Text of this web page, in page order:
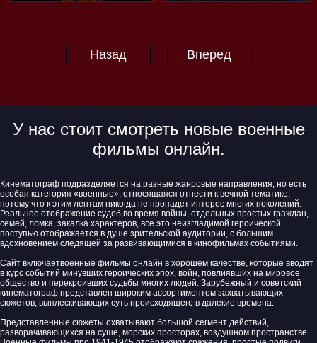
Назад Вперед
У нас стоит смотреть новые военные
фильмы онлайн.
Кинематограф подразделяется на разные жанровые направления, но есть
особая категория «военные», относящаяся отнести к вечной тематике,
потому что к этим лентам никогда не пропадет интерес многих поколений.
Реальное отображение судеб во время войны, отдельных простых граждан,
семей, ломка, закалка характеров, все это неизгладимой героической
поступью отображается в душе зрительской аудитории, с большим
вдохновением следящей за развивающимися в кинофильмах событиями.
Сайт включаетвоенные фильмы онлайн в хорошем качестве, которые вводят
в курс событий минувших героических эпох, войн, повлиявших на мировое
общество и перекроивших судьбы многих людей. Зарубежный и советский
кинематограф представлен широким ассортиментом захватывающих
сюжетов, выплескивающих суть происходящего в далекие времена.
Представленные сюжеты охватывают большой сегмент действий,
разворачивающихся на суше, морских просторах, воздушном пространстве.